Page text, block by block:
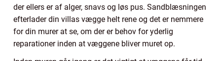
der ellers er af alger, snavs og løs pus. Sandblæsningen
efterlader din villas vægge helt rene og det er nemmere
for din murer at se, om der er behov for yderlig
reparationer inden at væggene bliver muret op.